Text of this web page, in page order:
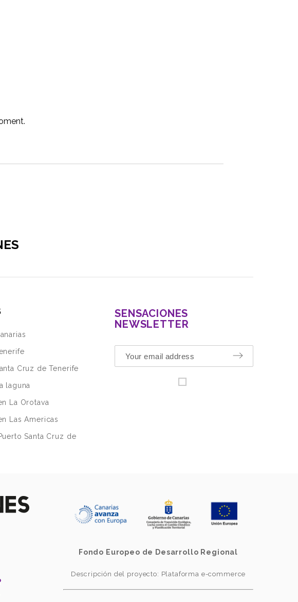
Cruz de Tenerife
laguna
La Orotava
Las Americas
Santa Cruz de
SENSACIONES
NEWSLETTER
Fondo Europeo de Desarrollo Regional
Descripción del proyecto: Plataforma e-commerce